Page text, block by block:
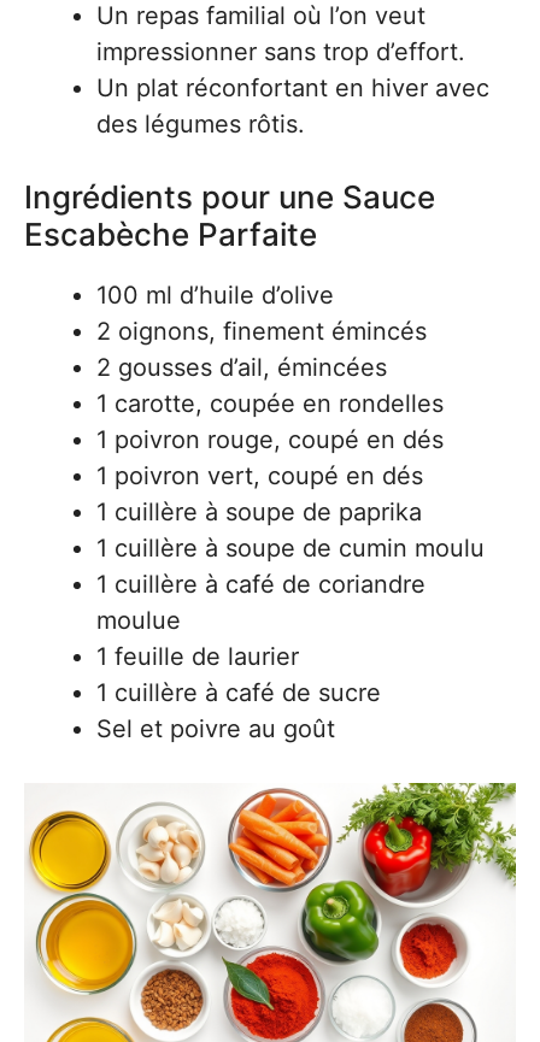
Un repas familial où l’on veut
impressionner sans trop d’effort.
Un plat réconfortant en hiver avec
des légumes rôtis.
Ingrédients pour une Sauce
Escabèche Parfaite
100 ml d’huile d’olive
2 oignons, finement émincés
2 gousses d’ail, émincées
1 carotte, coupée en rondelles
1 poivron rouge, coupé en dés
1 poivron vert, coupé en dés
1 cuillère à soupe de paprika
1 cuillère à soupe de cumin moulu
1 cuillère à café de coriandre
moulue
1 feuille de laurier
1 cuillère à café de sucre
Sel et poivre au goût